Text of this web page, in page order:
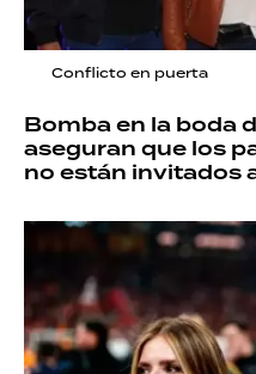
Conflicto en puerta
Bomba en la boda
aseguran que los
no están invitados